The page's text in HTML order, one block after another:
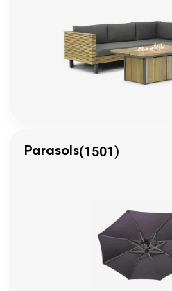
Parasols(1501)